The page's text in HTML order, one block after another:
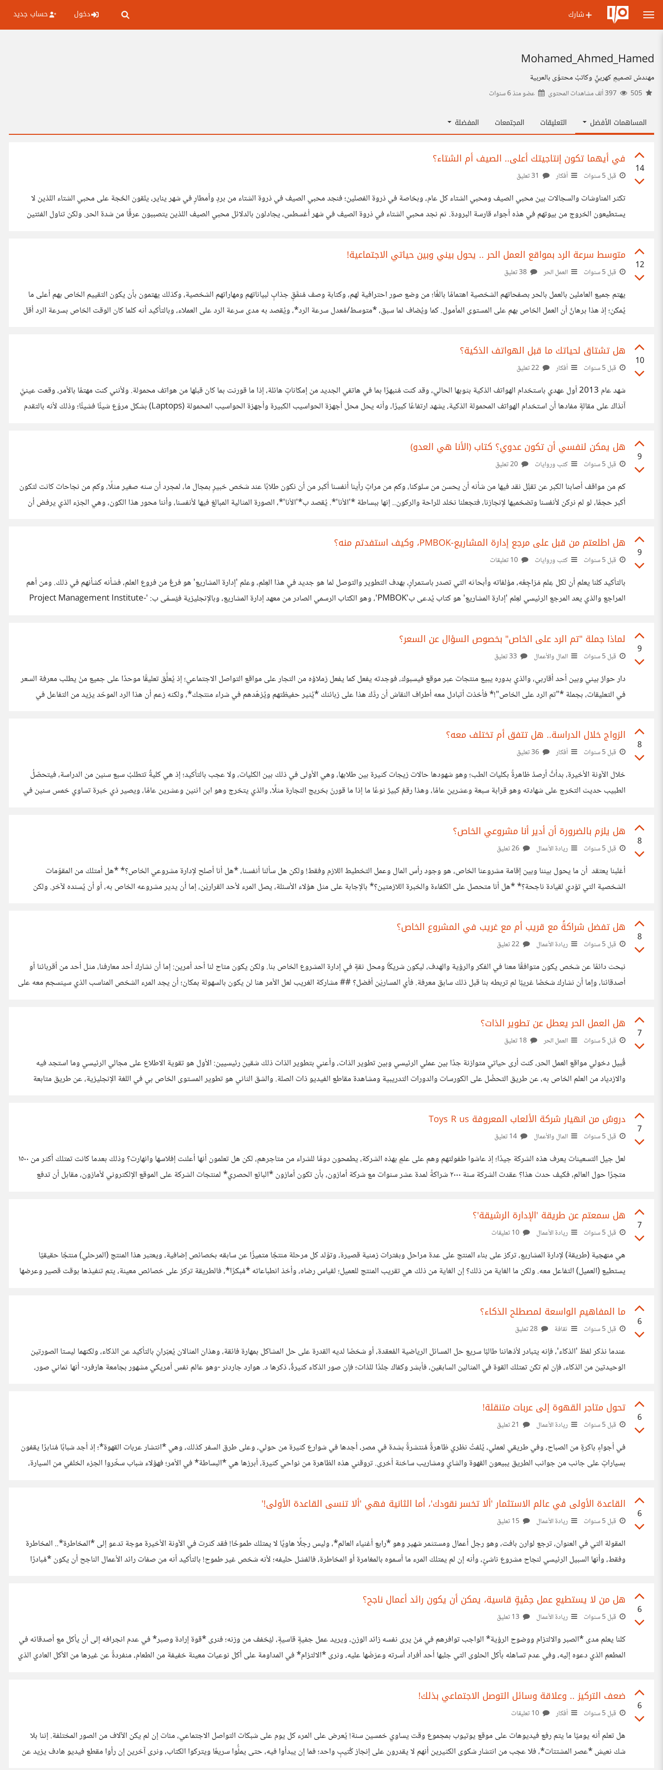
شارك دخول حساب جديد
Mohamed_Ahmed_Hamed
مهندسُ تصميمٍ كهربيٍّ وكاتبُ محتوًى بالعربية
عضو منذ6 سنوات
المساهمات الأفضل التعليقات المجتمعات المفضلة
14
في أيهما تكون إنتاجيتك أعلى.. الصيف أم الشتاء؟
قبل 5 سنوات أفكار
تكثر المناوشات والسجالات بين محبي الصيف ومحبي الشتاء كل عام، وبخاصة في ذروة الفصلين؛ فنجد محبي الصيف في ذروة الشتاء من بردٍ وأمطارٍ في شهر يناير، يلقون الحُجة على محبي الشتاء اللذين لا
يستطيعون الخروج من بيوتهم في هذه أجواء قارسة البرودة. ثم نجد محبي الشتاء في ذروة الصيف في شهر أغسطس، يجادلون بالدلائل محبي الصيف اللذين يتصببون عرقًا من شدة الحر. ولكن تناول الفئتين
12
متوسط سرعة الرد بمواقع العمل الحر .. يحول بيني وبين حياتي الاجتماعية!
قبل 5 سنوات العمل الحر
يهتم جميع العاملين بالعمل بالحر بصفحاتهم الشخصية اهتمامًا بالغًا؛ من وضع صور احترافية لهم، وكتابة وصف مُنمَّقٍ جذابٍ لبياناتهم ومهاراتهم الشخصية، وكذلك يهتمون بأن يكون التقييم الخاص بهم أعلى ما
يُمكن؛ إذ هذا برهانٌ أن العمل الخاص بهم على المستوى المأمول. كما ويُضاف لما سبق، *متوسط/مُعدل سرعة الرد*، ويُقصد به مدى سرعة الرد على العملاء، وبالتأكيد أنه كلما كان الوقت الخاص بسرعة الرد أقل
10
هل تشتاق لحياتك ما قبل الهواتف الذكية؟
قبل 5 سنوات أفكار
شهد عام 2013 أول عهدي باستخدام الهواتف الذكية بثوبها الحالي، وقد كنت مُنبهرًا بما في هاتفي الجديد من إمكاناتٍ هائلة، إذا ما قورنت بما كان قبلها من هواتف محمولة. ولأنني كنت مهتمًا بالأمر، وقعت عينيَّ
آنذاك على مقالةٍ مفادها أن استخدام الهواتف المحمولة الذكية، يشهد ارتفاعًا كبيرًا، وأنه يحل محل أجهزة الحواسيب الكبيرة وأجهزة الحواسيب المحمولة (Laptops) بشكل مروّع شيئًا فشيئًا؛ وذلك لأنه بالتقدم
9
هل يمكن لنفسي أن تكون عدوي؟ كتاب (الأنا هي العدو)
قبل 5 سنوات كتب وروايات
كم من مواقف أصابنا الكبر عن تقبُّل نقد فيها من شأنه أن يحسن من سلوكنا، وكم من مراتٍ رأينا أنفسنا أكبر من أن نكون طلابًا عند شخص خبيرٍ بمجال ما، لمجرد أن سنه صغير مثلًا، وكم من نجاحات كانت لتكون
أكبر حجمًا، لو لم نركن لأنفسنا وتضخميها لإنجازنا، فتجعلنا نخلد للراحة والركون.. إنها ببساطة *'الأنا'*. يُقصد ب*'الأنا'*، الصورة المثالية المبالغ فيها لأنفسنا، وأننا محور هذا الكون، وهي الجزء الذي يرفض أن
9
هل اطلعتم من قبل على مرجع إدارة المشاريع-PMBOK، وكيف استفدتم منه؟
قبل 5 سنوات كتب وروايات
بالتأكيد كلنا يعلم أن لكل عِلم مَرَاجِعُه، مؤلفاته وأبحاثه التي تصدر باستمرارٍ، بهدف التطوير والتوصل لما هو جديد في هذا العِلم، وعلم 'إدارة المشاريع' هو فرعٌ من فروع العلم، فشأنه كشأنهم في ذلك. ومن أهم
المراجع والذي يعد المرجع الرئيسي لعِلم 'إدارة المشاريع' هو كتاب يُدعى ب'PMBOK'، وهو الكتاب الرسمي الصادر من معهد إدارة المشاريع، وبالإنجليزية فيُسمّى ب: 'Project Management Institute-
9
لماذا جملة "تم الرد على الخاص" بخصوص السؤال عن السعر؟
قبل 5 سنوات المال والأعمال
دار حوارٌ بيني وبين أحد أقاربي، والذي بدوره يبيع منتجات عبر موقع فيسبوك، فوجدته يفعل كما يفعل زملاؤه من التجار على مواقع التواصل الاجتماعي؛ إذ يُعلِّق تعليقًا موحدًا على جميع منْ يطلب معرفة السعر
في التعليقات، بجملة *"تم الرد على الخاص"!* فأخذت أتبادل معه أطراف النقاش أن ردَّك هذا على زبائنك *يُثير حفيظتهم ويُزهّدهم في شراء منتجك*، ولكنه زعم أن هذا الرد الموحّد يزيد من التفاعل في
8
الزواج خلال الدراسة.. هل تتفق أم تختلف معه؟
قبل 5 سنوات أفكار
خلال الآونة الأخيرة، بدأتُ أرصدُ ظاهرةً بكليات الطب؛ وهو شهودها حالات زيجات كثيرة بين طلابها، وهي الأولى في ذلك بين الكليات، ولا عجب بالتأكيد؛ إذ هي كليةٌ تتطلبُ سبع سنين من الدراسة، فيتحصّلُ
الطبيب حديث التخرج على شهادته وهو قرابة سبعة وعشرين عامًا، وهذا رقمٌ كبيرٌ نوعًا ما إذا ما قورنَ بخريج التجارة مثلًا، والذي يتخرج وهو ابن اثنين وعشرين عامًا، ويصير ذي خبرة تساوي خمس سنين في
8
هل يلزم بالضرورة أن أدير أنا مشروعي الخاص؟
قبل 5 سنوات ريادة الأعمال
أغلبنا يعتقد أن ما يحول بيننا وبين إقامة مشروعنا الخاص، هو وجود رأس المال وعمل التخطيط اللازم وفقط! ولكن هل سألنا أنفسنا، *هل أنا أصلح لإدارة مشروعي الخاص؟* *هل أمتلك من المقوّمات
الشخصية التي تؤدي لقيادة ناجحة؟* *هل أنا متحصل على الكفاءة والخبرة اللازمتين؟* بالإجابة على مثل هؤلاء الأسئلة، يصل المرء لأحد القراريْن، إما أن يدير مشروعه الخاص به، أو أن يُسنده لآخر. ولكن
8
هل تفضل شراكةً مع قريب أم مع غريب في المشروع الخاص؟
قبل 5 سنوات ريادة الأعمال
نبحث دائمًا عن شخص يكون متوافقًا معنا في الفكر والرؤية والهدف، ليكون شريكًا ومحل ثقةٍ في إدارة المشروع الخاص بنا. ولكن يكون متاح لنا أحد أمرين: إما أن نشارك أحد معارفنا، مثل أحد من أقربائنا أو
أصدقائنا، وإما أن نشارك شخصًا غريبًا لم تربطه بنا قبل ذلك سابق معرفة. فأي المساريْن أفضل؟ ## مشاركة الغريب لعل الأمر هنا لن يكون بالسهولة بمكان؛ أن يجد المرء الشخص المناسب الذي سينسجم معه على
7
هل العمل الحر يعطل عن تطوير الذات؟
قبل 5 سنوات العمل الحر
قُبيل دخولي مواقع العمل الحر، كنت أرى حياتي متوازنة جدًا بين عملي الرئيسي وبين تطوير الذات، وأعني بتطوير الذات ذلك شقين رئيسيين: الأول هو تقوية الاطلاع على مجالي الرئيسي وما استجد فيه
والازدياد من العلم الخاص به، عن طريق التحصُّل على الكورسات والدورات التدريبية ومشاهدة مقاطع الفيديو ذات الصلة. والشق الثاني هو تطوير المستوى الخاص بي في اللغة الإنجليزية، عن طريق متابعة
7
دروسٌ من انهيار شركة الألعاب المعروفة Toys R us
قبل 5 سنوات المال والأعمال
لعل جيل التسعينات يعرف هذه الشركة جيدًا؛ إذ عاشوا طفولتهم وهم على علمٍ بهذه الشركة، يطمحون دومًا للشراء من متاجرهم، لكن هل تعلمون أنها أعلنت إفلاسها وانهارت؟ وذلك بعدما كانت تمتلك أكثر من ١٥٠٠
متجرًا حول العالم، فكيف حدث هذا؟ عقدت الشركة سنة ٢٠٠٠ شراكةً لمدة عشر سنوات مع شركة أمازون، بأن تكون أمازون *البائع الحصري* لمنتجات الشركة على الموقع الإلكتروني لأمازون، مقابل أن تدفع
7
هل سمعتم عن طريقة 'الإدارة الرشيقة'؟
قبل 5 سنوات ريادة الأعمال
هي منهجية (طريقة) لإدارة المشاريع، تركز على بناء المنتج على عدة مراحل وبفترات زمنية قصيرة، وتوّلد كل مرحلة منتجًا متميزًا عن سابقه بخصائص إضافية، ويعتبر هذا المنتج (المرحلي) منتجًا حقيقيًا
يستطيع (العميل) التفاعل معه. ولكن ما الغاية من ذلك؟ إن الغاية من ذلك هي تقريب المنتج للعميل؛ لقياس رضاه، وأخذ انطباعاته *مُبكرًا*، فالطريقة تركز على خصائص معينة، يتم تنفيذها بوقت قصير وعرضها
6
ما المفاهيم الواسعة لمصطلح الذكاء؟
قبل 5 سنوات ثقافة
عندما نذكر لفظ 'الذكاء'، فإنه يتبادر لأذهاننا طالبًا سريع حل المسائل الرياضية المُعقدة، أو شخصًا لديه القدرة على حل المشاكل بمهارة فائقة، وهذان المثالان يُعبّرانِ بالتأكيد عن الذكاء، ولكنهما ليستا الصورتين
الوحيدتين من الذكاء، فإن لم تكن تمتلك القوة في المثالين السابقين، فأبشر وكفاك جلدًا للذات؛ فإن صور الذكاء كثيرةٌ، ذكرها د. هوارد جاردنر -وهو عالم نفس أمريكي مشهور بجامعة هارفرد- أنها ثماني صور،
6
تحول متاجر القهوة إلى عربات متنقلة!
قبل 5 سنوات ريادة الأعمال
في أجواءٍ باكرةٍ من الصباح، وفي طريقي لعملي، يُلفتُ نظري ظاهرةً مُنتشرةً بشدة في مصر، أجدها في شوارع كثيرة من حولي، وعلى طرق السفر كذلك، وهي *انتشار عربات القهوة*؛ إذ أجد شبابًا مُثابرًا يقفون
بسياراتٍ على جانب من جوانب الطريق يبيعون القهوة والشاي ومشاريب ساخنة أخرى. تروقني هذه الظاهرة من نواحي كثيرة، أبرزها هي *البساطة* في الأمر؛ فهؤلاء شباب سخّروا الجزء الخلفي من السيارة،
6
القاعدة الأولى في عالم الاستثمار 'ألا تخسر نقودك'، أما الثانية فهي 'ألا تنسى القاعدة الأولى!'
قبل 5 سنوات ريادة الأعمال
المقولة التي في العنوان، ترجع لوارن بافت، وهو رجل أعمال ومستثمر شهير وهو *رابع أغنياء العالم*، وليس رجلًا هاويًا لا يمتلك طموحًا! فقد كثرت في الآونة الأخيرة موجة تدعو إلى *المخاطرة*.. المخاطرة
وفقط، وأنها السبيل الرئيسي لنجاح مشروع ناشئٍ، وأنه إن لم يمتلك المرء ما أسموه بالمغامرة أو المخاطرة، فالفشل حليفه؛ لأنه شخص غير طموح! بالتأكيد أنه من صفات رائد الأعمال الناجح أن يكون *مُبادرًا
6
هل من لا يستطيع عمل حِمْيةٍ قاسية، يمكن أن يكون رائد أعمال ناجح؟
قبل 5 سنوات ريادة الأعمال
كلنا يعلم مدى *الصبر والالتزام ووضوح الرؤية* الواجب توافرهم في مَنْ يرى نفسه زائد الوزن، ويريد عمل حِمْيةٍ قاسيةٍ، ليُخفف من وزنه؛ فنرى *قوة إرادة وصبر* في عدم انجرافه إلى أن يأكل مع أصدقائه في
المطعم الذي دعوه إليه، وفي عدم تساهله بأكل الحلوى التي جلبها أحد أفراد أسرته وعرَضَها عليه، ونرى *الالتزام* في المداومة على أكل نوعيات معينة خفيفة من الطعام، منفردةً عن غيرها من الأكل العادي الذي
6
ضعف التركيز .. وعلاقة وسائل التوصل الاجتماعي بذلك!
قبل 5 سنوات أفكار
هل تعلم أنه يوميًا ما يتم رفع فيديوهات على موقع يوتيوب بمجموع وقت يساوي خمسين سنة! يُعرض على المرء كل يوم على شبكات التواصل الاجتماعي، مئات إن لم يكن الآلاف من الصور المختلفة. إننا بلا
شك نعيش *عصر المشتتات*، فلا عجب من انتشار شكوى الكثيرين أنهم لا يقدرون على إنجاز كُتيبٍ واحد؛ فما إن يبدأوا فيه، حتى يملُّوا سريعًا ويتركوا الكتاب، ونرى آخرين إن رأوا مقطع فيديو هادف يزيد عن